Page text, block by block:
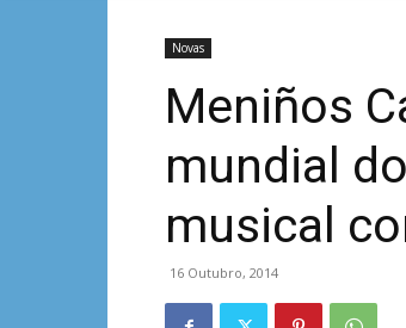
Novas
Meniños
mundial
musical
16 Outubro, 2014